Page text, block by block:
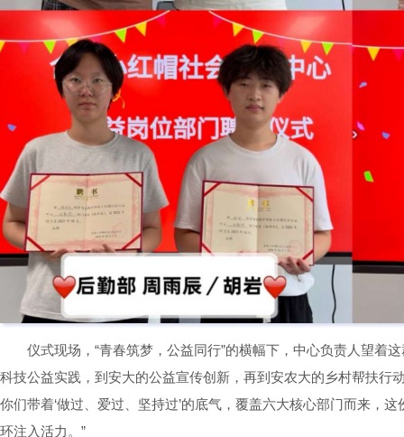
仪式现场，“青春筑梦，公益同行”的横幅下，中心负责人望着
科技公益实践，到安大的公益宣传创新，再到安农大的乡村帮扶行
你们带着‘做过、爱过、坚持过’的底气，覆盖六大核心部门而来，
环注入活力。”